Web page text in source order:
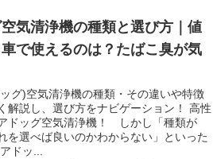
気清浄機の種類と選び方｜値
で使えるのは？たばこ臭が気
グ)空気清浄機の種類・その違いや特徴
解説し、選び方をナビゲーション！ 高性
ドッグ空気清浄機！ しかし「種類が
を選べば良いのかわからない」といった
ドッ...